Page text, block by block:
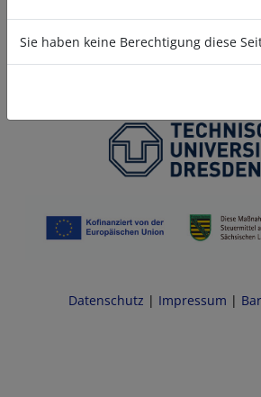
Sie haben keine Berechtigung diese
Datenschutz | Impressum |